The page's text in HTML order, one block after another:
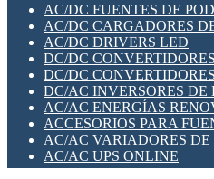
SWITCH Y
TARJETAS PI
UNIÓN Y DERIVACIÓN
PLACAS MODULARES
SWITCHES Y REDES WIFI
SOLUCIONES IOT
SOLUCIONES LORAWAN
SOLUCIONES RED
SEGURIDAD PARA
SWITCHES LAN
TELEFONÍA IP (VOIP)
VIGILANCIA IP (CCTV)
MESHTASTIC
AC/DC FUENTES DE
AC/DC CARGADORES
AC/DC DRIVERS LED
DC/DC CONVERTIDORES
DC/DC
DC/AC INVERSORES DE
AC/AC ENERGÍAS
ACCESORIOS PARA
AC/AC VARIADORES
AC/AC UPS ONLINE